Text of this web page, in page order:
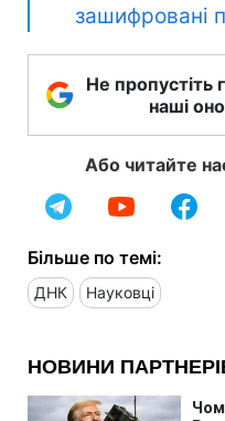
зашифровані
Не пропустіть
наші
Або читайте
Більше по темі:
ДНК Науковці